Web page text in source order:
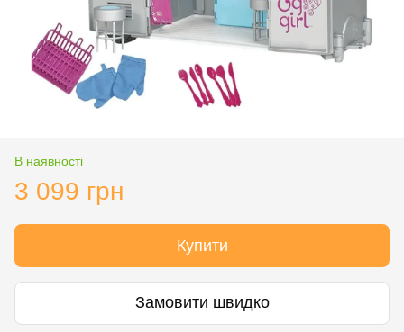
В наявності
3 099 грн
Купити
Замовити швидко